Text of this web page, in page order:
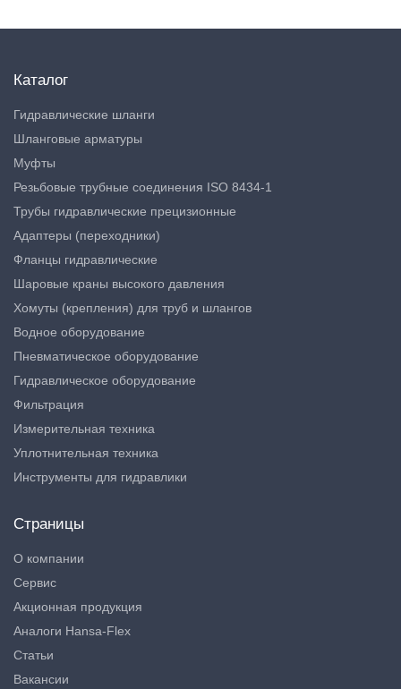
Каталог
Гидравлические шланги
Шланговые арматуры
Муфты
Резьбовые трубные соединения ISO 8434-1
Трубы гидравлические прецизионные
Адаптеры (переходники)
Фланцы гидравлические
Шаровые краны высокого давления
Хомуты (крепления) для труб и шлангов
Водное оборудование
Пневматическое оборудование
Гидравлическое оборудование
Фильтрация
Измерительная техника
Уплотнительная техника
Инструменты для гидравлики
Страницы
О компании
Сервис
Акционная продукция
Аналоги Hansa-Flex
Статьи
Вакансии